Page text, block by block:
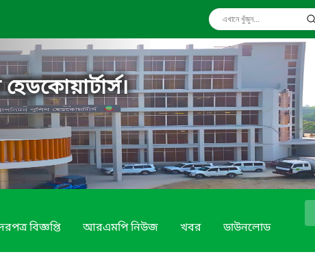
বিজ্ঞপ্তি আরএমপি নিউজ খবর ডাউনলোড